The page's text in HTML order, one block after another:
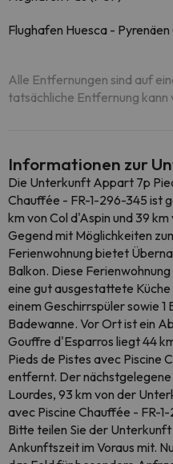
Flughafen Huesca - Pyrenäen
Alle Entfernungen sind auf
tatsächliche Entfernung kann
Informationen zur
Die Unterkunft Appart 7p
Chauffée - FR-1-296-345 ist
km von Col d'Aspin und 39
Gegend mit Möglichkeiten
Ferienwohnung bietet
Balkon. Diese
eine gut ausgestattete Küche
einem Geschirrspüler sowie
Badewanne. Vor Ort ist ein
Gouffre d'Esparros liegt 44
Pieds de Pistes avec Piscine
entfernt. Der
Lourdes, 93 km von der
avec Piscine Chauffée - FR-
Bitte teilen Sie der
Ankunftszeit im Voraus mit.